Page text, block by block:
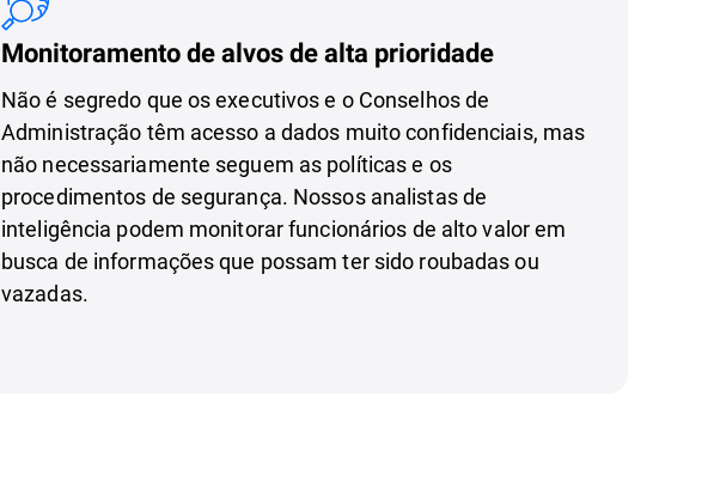
Monitoramento de alvos de alta prioridade
Não é segredo que os executivos e o Conselhos de
Administração têm acesso a dados muito confidenciais, mas
não necessariamente seguem as políticas e os
procedimentos de segurança. Nossos analistas de
inteligência podem monitorar funcionários de alto valor em
busca de informações que possam ter sido roubadas ou
vazadas.